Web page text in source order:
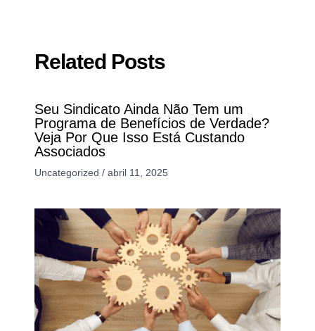
Related Posts
Seu Sindicato Ainda Não Tem um
Programa de Benefícios de Verdade?
Veja Por Que Isso Está Custando
Associados
Uncategorized / abril 11, 2025